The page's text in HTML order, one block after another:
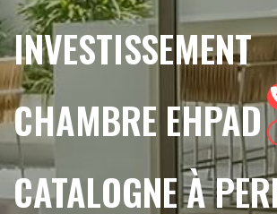
INVESTISSEMENT
CHAMBRE EHPAD
CATALOGNE À